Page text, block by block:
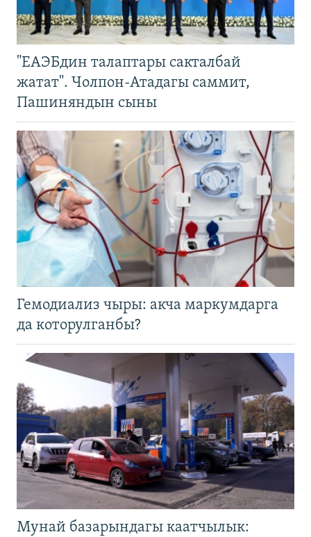
"ЕАЭБдин талаптары сакталбай
жатат". Чолпон-Атадагы саммит,
Пашиняндын сыны
Гемодиализ чыры: акча маркумдарга
да которулганбы?
Мунай базарындагы каатчылык: